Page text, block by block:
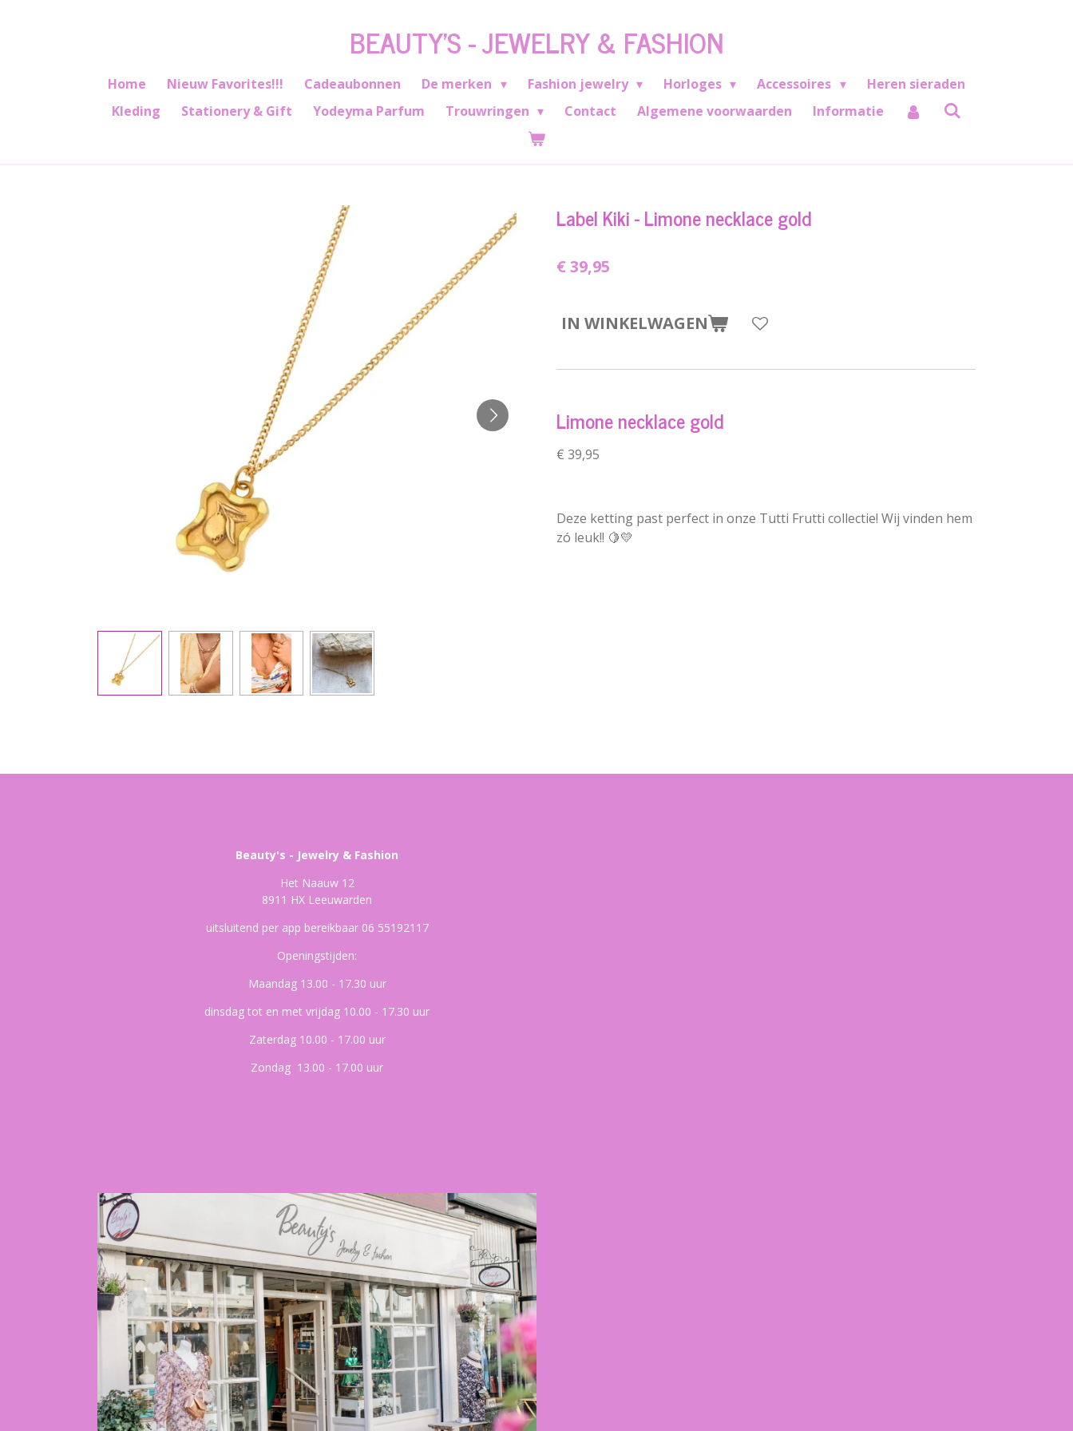
BEAUTY'S - JEWELRY & FASHION
Home Nieuw Favorites!!! Cadeaubonnen De merken Fashion jewelry Horloges Accessoires
Heren sieraden
Kleding
Stationery & Gift Yodeyma Parfum Trouwringen Contact Algemene voorwaarden Informatie
Label Kiki - Limone necklace gold
€ 39,95
IN WINKELWAGEN
Limone necklace gold
€ 39,95
Deze ketting past perfect in onze Tutti Frutti collectie! Wij vinden hem
zó leuk!! 🍋💛
Beauty's - Jewelry & Fashion
Het Naauw 12
8911 HX Leeuwarden
uitsluitend per app bereikbaar 06 55192117
Openingstijden:
Maandag 13.00 - 17.30 uur
dinsdag tot en met vrijdag 10.00 - 17.30 uur
Zaterdag 10.00 - 17.00 uur
Zondag 13.00 - 17.00 uur